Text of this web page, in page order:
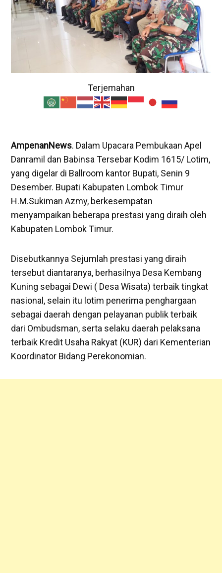
Terjemahan
AmpenanNews. Dalam Upacara Pembukaan Apel
Danramil dan Babinsa Tersebar Kodim 1615/ Lotim,
yang digelar di Ballroom kantor Bupati, Senin 9
Desember. Bupati Kabupaten Lombok Timur
H.M.Sukiman Azmy, berkesempatan
menyampaikan beberapa prestasi yang diraih oleh
Kabupaten Lombok Timur.
Disebutkannya Sejumlah prestasi yang diraih
tersebut diantaranya, berhasilnya Desa Kembang
Kuning sebagai Dewi ( Desa Wisata) terbaik tingkat
nasional, selain itu lotim penerima penghargaan
sebagai daerah dengan pelayanan publik terbaik
dari Ombudsman, serta selaku daerah pelaksana
terbaik Kredit Usaha Rakyat (KUR) dari Kementerian
Koordinator Bidang Perekonomian.